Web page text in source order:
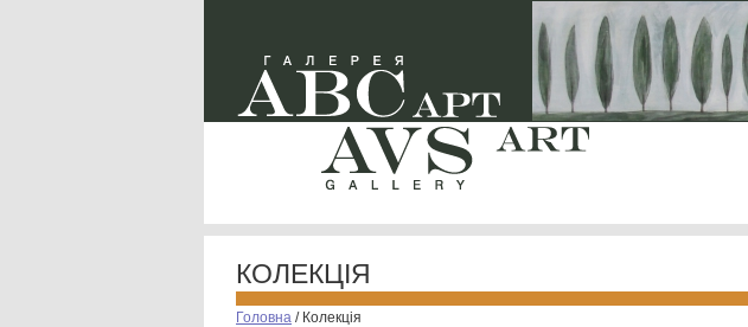
КОЛЕКЦІЯ
Головна / Колекція